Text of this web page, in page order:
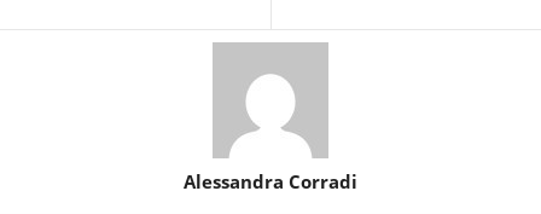
Alessandra Corradi